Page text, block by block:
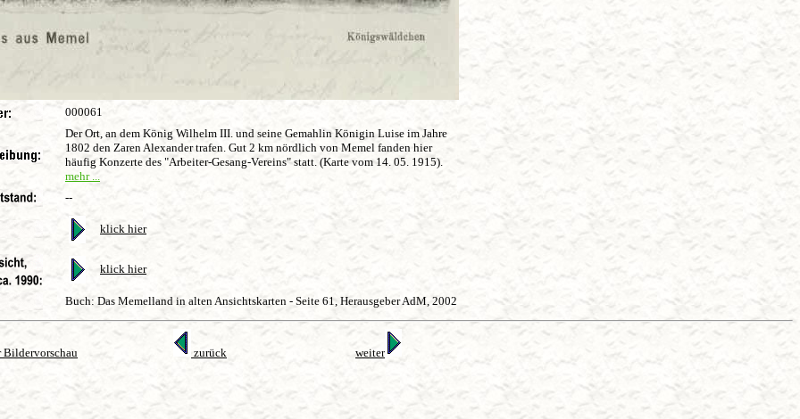
000061
Der Ort, an dem König Wilhelm III. und seine Gemahlin Königin Luise im Jahre
1802 den Zaren Alexander trafen. Gut 2 km nördlich von Memel fanden hier
häufig Konzerte des "Arbeiter-Gesang-Vereins" statt. (Karte vom 14. 05. 1915).
mehr ...
--
klick hier
klick hier
Buch: Das Memelland in alten Ansichtskarten - Seite 61, Herausgeber AdM, 2002
zurück weiter